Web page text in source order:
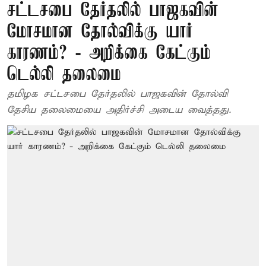
சட்டசபை தேர்தலில் பாஜகவின்
மோசமான தோல்விக்கு யார்
காரணம்? - அறிக்கை கேட்கும்
டெல்லி தலைமை
தமிழக சட்டசபை தேர்தலில் பாஜகவின் தோல்வி
தேசிய தலைமையை அதிர்ச்சி அடைய வைத்தது.